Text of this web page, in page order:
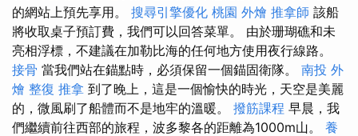
的網站上預先享用。 搜尋引擎優化 桃園 外燴 推拿師 該船
將收取桌子預訂費，我們可以回答菜單。 由於珊瑚礁和未
亮相浮標，不建議在加勒比海的任何地方使用夜行線路。
接骨 當我們站在錨點時，必須保留一個錨固衛隊。 南投 外
燴 整復 推拿 到了晚上，這是一個愉快的時光，天空是美麗
的，微風刷了船體而不是地牢的溫暖。 撥筋課程 早晨，我
們繼續前往西部的旅程，波多黎各的距離為1000m山。 養